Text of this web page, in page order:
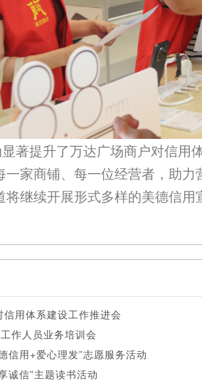
著提升了万达广场商户对信用
家商铺、每一位经营者，助力
将继续开展形式多样的美德信
用体系建设工作推进会
作人员业务培训会
信用+爱心理发”志愿服务活动
诚信”主题读书活动